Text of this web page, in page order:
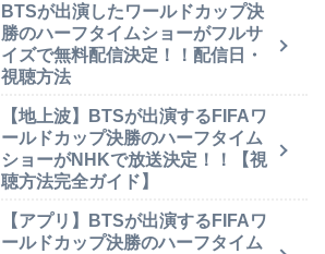
BTSが出演したワールドカップ決
勝のハーフタイムショーがフルサ
イズで無料配信決定！！配信日・
視聴方法
【地上波】BTSが出演するFIFAワ
ールドカップ決勝のハーフタイム
ショーがNHKで放送決定！！【視
聴方法完全ガイド】
【アプリ】BTSが出演するFIFAワ
ールドカップ決勝のハーフタイム